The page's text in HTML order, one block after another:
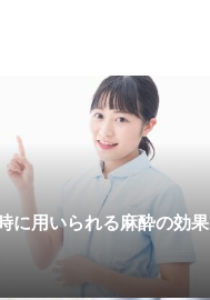
に用いられる麻酔の効果